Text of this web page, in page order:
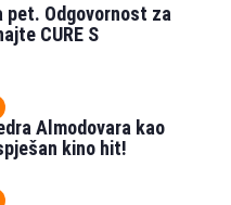
pet. Odgovornost za
CURE S
Almodovara kao
kino hit!